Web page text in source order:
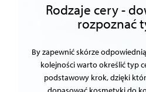
Rodzaje cery -
rozpoznać
By zapewnić skórze
kolejności warto określić typ
podstawowy krok, dzięki